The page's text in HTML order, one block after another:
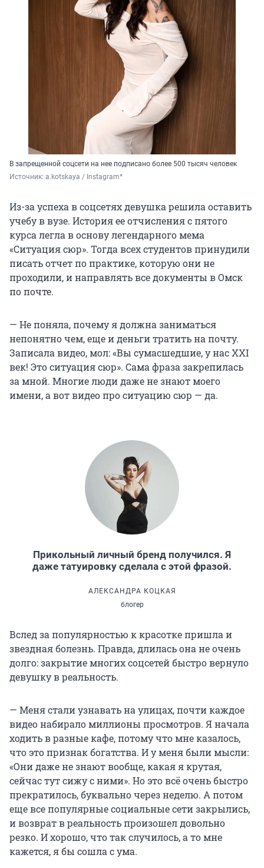
В запрещенной соцсети на нее подписано более 500 тысяч человек
Источник: a.kotskaya / Instagram*
Из-за успеха в соцсетях девушка решила оставить
учебу в вузе. История ее отчисления с пятого
курса легла в основу легендарного мема
«Ситуация сюр». Тогда всех студентов принудили
писать отчет по практике, которую они не
проходили, и направлять все документы в Омск
по почте.
— Не поняла, почему я должна заниматься
непонятно чем, еще и деньги тратить на почту.
Записала видео, мол: «Вы сумасшедшие, у нас XXI
век! Это ситуация сюр». Сама фраза закрепилась
за мной. Многие люди даже не знают моего
имени, а вот видео про ситуацию сюр — да.
Прикольный личный бренд получился. Я
даже татуировку сделала с этой фразой.
АЛЕКСАНДРА КОЦКАЯ
блогер
Вслед за популярностью к красотке пришла и
звездная болезнь. Правда, длилась она не очень
долго: закрытие многих соцсетей быстро вернуло
девушку в реальность.
— Меня стали узнавать на улицах, почти каждое
видео набирало миллионы просмотров. Я начала
ходить в разные кафе, потому что мне казалось,
что это признак богатства. И у меня были мысли:
«Они даже не знают вообще, какая я крутая,
сейчас тут сижу с ними». Но это всё очень быстро
прекратилось, буквально через неделю. А потом
еще все популярные социальные сети закрылись,
и возврат в реальность произошел довольно
резко. И хорошо, что так случилось, а то мне
кажется, я бы сошла с ума.